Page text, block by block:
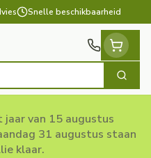
Snelle beschikbaarheid
Zoek
van 15 augustus
31 augustus staan
klaar.